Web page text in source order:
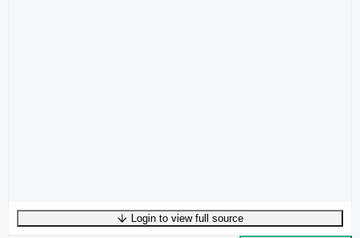
UTF-8273 bytes45 words0 linesLn 1,Col 0
Login to view full source